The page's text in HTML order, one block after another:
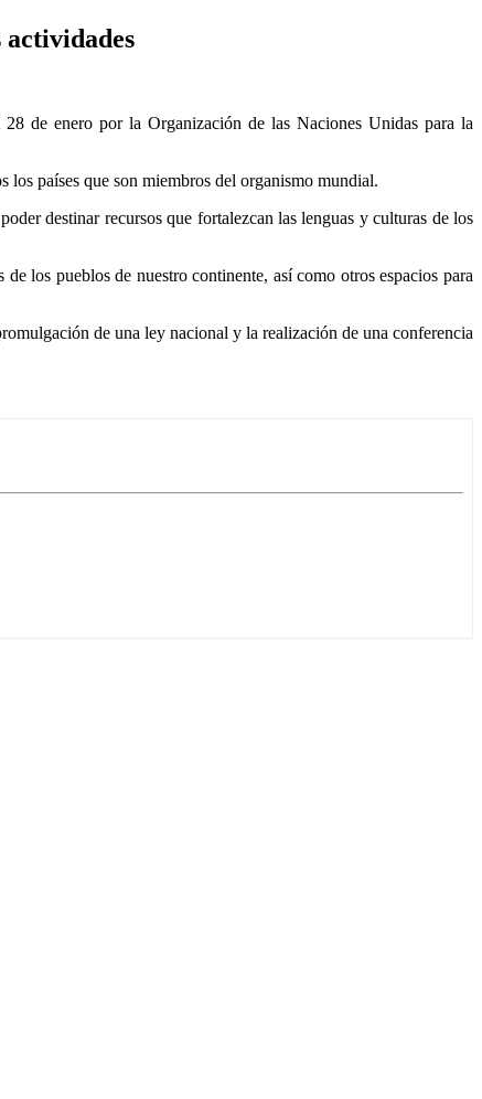
de enero por la Organización de las Naciones Unidas para la
los países que son miembros del organismo mundial.
destinar recursos que fortalezcan las lenguas y culturas de los
los pueblos de nuestro continente, así como otros espacios para
de una ley nacional y la realización de una conferencia